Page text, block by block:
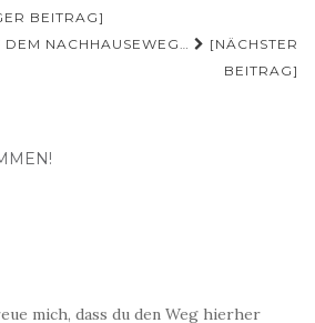
BEITRAG]
DEM NACHHAUSEWEG…
[NÄCHSTER
BEITRAG]
mich, dass du den Weg hierher